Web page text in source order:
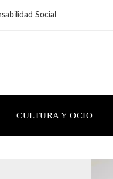
Social
CULTURA Y OCIO